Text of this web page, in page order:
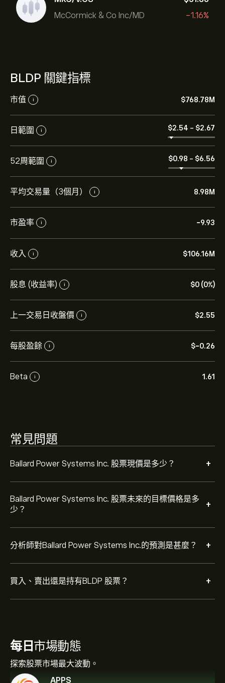
McCormick & Co Inc/MD
-1.16%
BLDP 關鍵指標
市值 i ‎$‎768.78M
日範圍 i ‎$‎2.54 - ‎$‎2.67
52周範圍 i ‎$‎0.98 - ‎$‎6.56
平均交易量（3個月） i 8.98M
市盈率 i -9.93
收入 i ‎$‎106.16M
股息 (收益率) i ‎$‎0 (0%)
上一交易日收盤價 i ‎$‎2.55
每股盈餘 i ‎$‎-0.26
Beta i 1.61
常見問題
Ballard Power Systems Inc. 股票現價是多少？ +
BLDP 現價為‎$‎2.55。
Ballard Power Systems Inc. 股票未來的目標價格是多
少？
+
分析師對Ballard Power Systems Inc.的預測是甚麼？ +
分析師根據市場趨勢、財務報告和預期增長對Ballard
Power Systems Inc.的預測。查看最新預測以了解未來價
格走勢。
買入、賣出還是持有BLDP 股票？ +
每日 市場動態
探索股票市場最大波動。
APPS